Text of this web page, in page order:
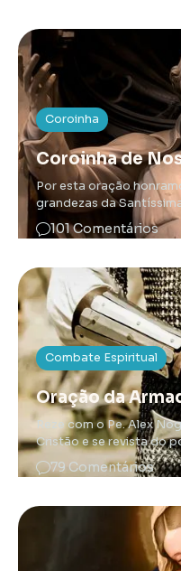
Coroinha
Coroinha de
Por esta oração
grandezas da
101 Comentários
Combate Espiritual
Oração da
Reze com o Pe. Alex
Cristão e se revista do
79 Comentários